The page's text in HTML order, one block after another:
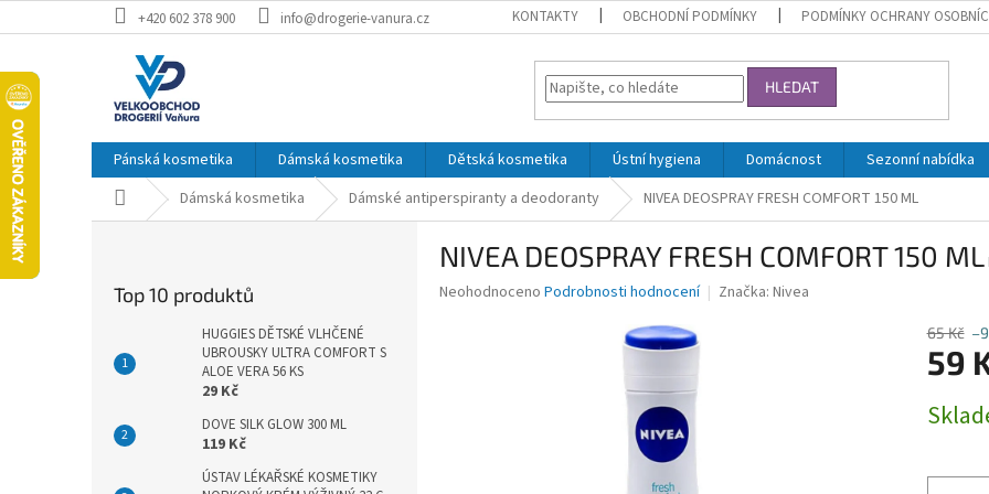
na
+420 602 378 900 info@drogerie-vanura.cz KONTAKTY OBCHODNÍ PODMÍNKY PODMÍNKY OCHRANY
HLEDAT
Pánská kosmetika Dámská kosmetika Dětská kosmetika Ústní hygiena Domácnost Sezonní nabídka
Domů Dámská kosmetika Dámské antiperspiranty a deodoranty NIVEA DEOSPRAY FRESH COMFORT 150 ML
Top 10 produktů
HUGGIES DĚTSKÉ VLHČENÉ
UBROUSKY ULTRA COMFORT S
ALOE VERA 56 KS
29 Kč
DOVE SILK GLOW 300 ML
119 Kč
ÚSTAV LÉKAŘSKÉ KOSMETIKY
NIVEA DEOSPRAY FRESH COMFORT 150 ML
Průměrné
Neohodnoceno Podrobnosti hodnocení Značka: Nivea
65 Kč
59
cena: